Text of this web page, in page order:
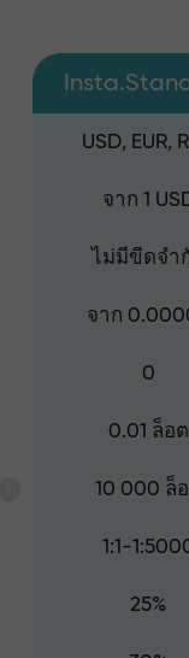
USD, EUR,
จาก 1
ไม่มีขีดจำ
จาก
0
0.01 ล็อต
10 000 ล็
1:1-
25%